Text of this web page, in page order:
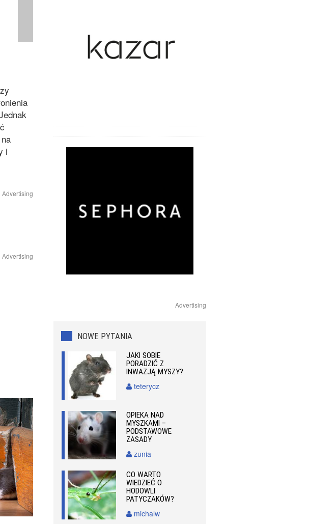
i
Advertising
Advertising
Advertising
NOWE PYTANIA
JAKI SOBIE
PORADZIĆ Z
INWAZJĄ MYSZY?
teterycz
OPIEKA NAD
MYSZKAMI –
PODSTAWOWE
ZASADY
zunia
CO WARTO
WIEDZIEĆ O
HODOWLI
PATYCZAKÓW?
michalw